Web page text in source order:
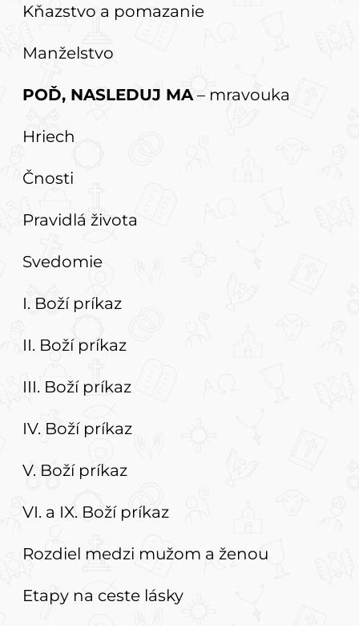
Kňazstvo a pomazanie
Manželstvo
POĎ, NASLEDUJ MA – mravouka
Hriech
Čnosti
Pravidlá života
Svedomie
I. Boží príkaz
II. Boží príkaz
III. Boží príkaz
IV. Boží príkaz
V. Boží príkaz
VI. a IX. Boží príkaz
Rozdiel medzi mužom a ženou
Etapy na ceste lásky